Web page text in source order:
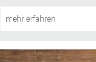
mehr erfahren